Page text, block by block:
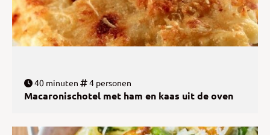
40 minuten 4 personen
Macaronischotel met ham en kaas uit de oven